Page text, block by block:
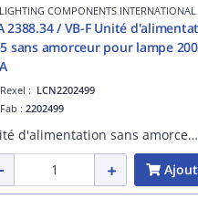
COMPONENTS INTERNATIONAL
2388.34 / VB-F Unité
sans amorceur pour lampe
: LCN2202499
: 2202499
Unité d'alimentation sans amorceur. Pour lampe iodure métallique 2000W 8,8A.